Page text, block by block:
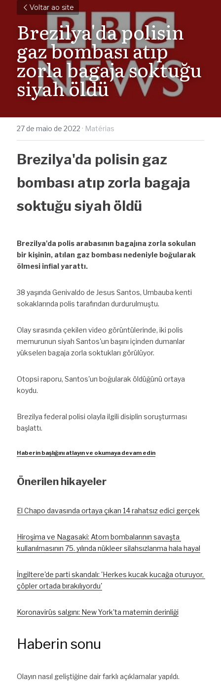
Voltar ao site
Brezilya'da polisin
gaz bombası atıp
zorla bagaja soktuğu
siyah öldü
27 de maio de 2022 · Matérias
Brezilya'da polisin gaz
bombası atıp zorla bagaja
soktuğu siyah öldü
Brezilya'da polis arabasının bagajına zorla sokulan
bir kişinin, atılan gaz bombası nedeniyle boğularak
ölmesi infial yarattı.
38 yaşında Genivaldo de Jesus Santos, Umbauba kenti
sokaklarında polis tarafından durdurulmuştu.
Olay sırasında çekilen video görüntülerinde, iki polis
memurunun siyah Santos'un başını içinden dumanlar
yükselen bagaja zorla soktukları görülüyor.
Otopsi raporu, Santos'un boğularak öldüğünü ortaya
koydu.
Brezilya federal polisi olayla ilgili disiplin soruşturması
başlattı.
Haberin başlığını atlayın ve okumaya devam edin
Önerilen hikayeler
El Chapo davasında ortaya çıkan 14 rahatsız edici gerçek
Hiroşima ve Nagasaki: Atom bombalarının savaşta
kullanılmasının 75. yılında nükleer silahsızlanma hala hayal
İngiltere'de parti skandalı: 'Herkes kucak kucağa oturuyor,
çöpler ortada bırakılıyordu'
Koronavirüs salgını: New York'ta matemin derinliği
Haberin sonu
Olayın nasıl geliştiğine dair farklı açıklamalar yapıldı.